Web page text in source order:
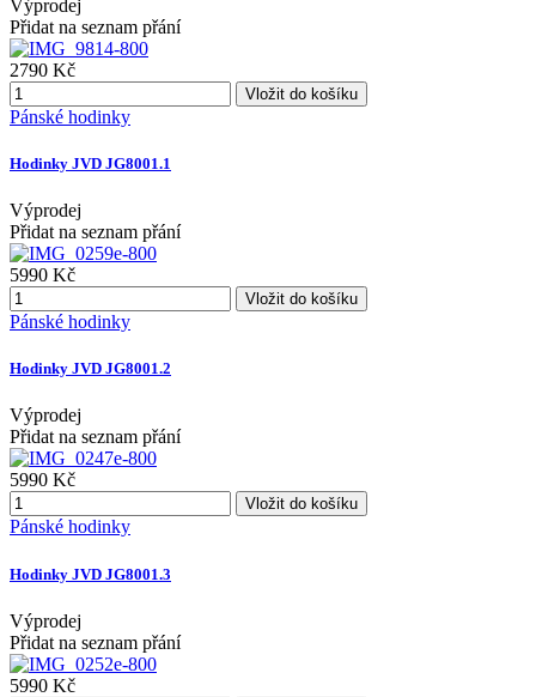
Výprodej
Přidat na seznam přání
2790 Kč
Vložit do košíku
Pánské hodinky
Hodinky JVD JG8001.1
Výprodej
Přidat na seznam přání
5990 Kč
Vložit do košíku
Pánské hodinky
Hodinky JVD JG8001.2
Výprodej
Přidat na seznam přání
5990 Kč
Vložit do košíku
Pánské hodinky
Hodinky JVD JG8001.3
Výprodej
Přidat na seznam přání
5990 Kč